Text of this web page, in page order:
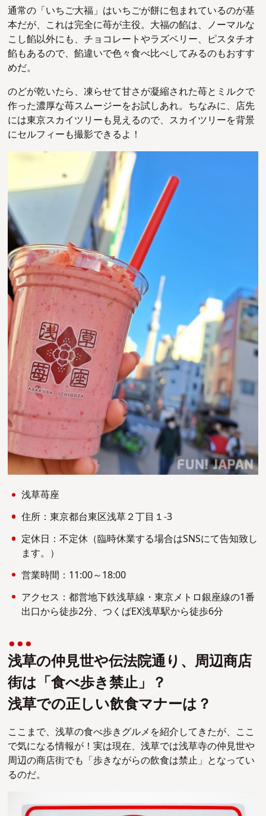
通常の「いちご大福」はいちごが餅に包まれているのが基
本だが、これは完全に苺が主役。 大福の餡は、ノーマルな
こし餡以外にも、チョコレートやラズベリー、ピスタチオ
餡もあるので、餡違いで色々食べ比べしてみるのもおすす
めだ。
のどが乾いたら、凍らせて甘さが凝縮された苺とミルクで
作った濃厚な苺スムージーをお試しあれ。 ちなみに、店先
には東京スカイツリーも見えるので、スカイツリーを背景
にセルフィーも撮影できるよ！
浅草苺座
住所：東京都台東区浅草２丁目１-3
定休日：不定休（臨時休業する場合はSNSにて告知致し
ます。）
営業時間：11:00～18:00
アクセス：都営地下鉄浅草線・東京メトロ銀座線の1番
出口から徒歩2分、つくばEX浅草駅から徒歩6分
浅草の仲見世や伝法院通り、周辺商店
街は「食べ歩き禁止」？
浅草での正しい飲食マナーは？
ここまで、浅草の食べ歩きグルメを紹介してきたが、ここ
で気になる情報が！実は現在、浅草では浅草寺の仲見世や
周辺の商店街でも「歩きながらの飲食は禁止」となってい
るのだ。